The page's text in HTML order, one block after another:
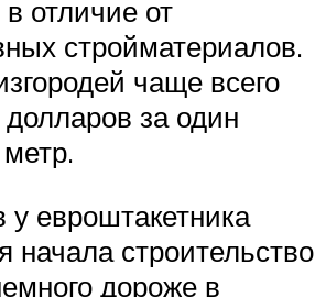
отличие от
стройматериалов.
чаще всего
за один
у евроштакетника
начала строительство
дороже в